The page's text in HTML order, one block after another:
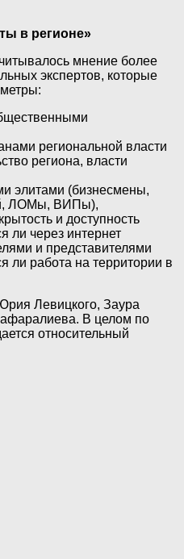
в регионе»
мнение более
экспертов, которые
региональной власти
региона, власти
элитами (бизнесмены,
ЛОМы, ВИПы),
и доступность
ли через интернет
и представителями
ли работа на территории в
Левицкого, Заура
В целом по
относительный